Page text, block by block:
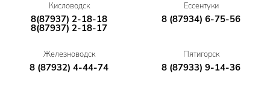
Кисловодск
8(87937) 2-18-18
8(87937) 2-18-17
Ессентуки
8 (87934) 6-75-56
Железноводск
8 (87932) 4-44-74
Пятигорск
8 (87933) 9-14-36